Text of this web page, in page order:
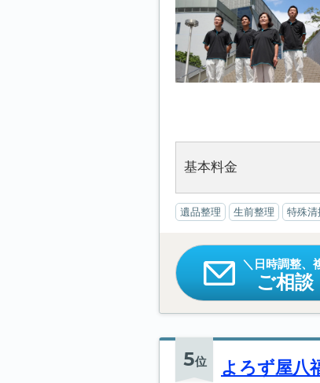
基本料金
遺品整理 生前整理 特殊清
日時調整、
ご相談
5位 よろず屋八